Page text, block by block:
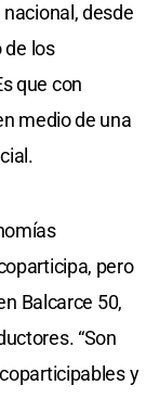
desde
de los
que con
medio de una
pero
Balcarce 50,
“Son
y